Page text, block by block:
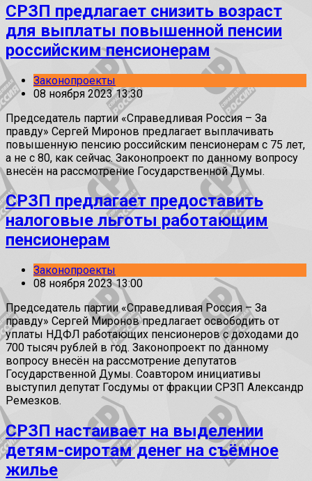
СРЗП предлагает снизить возраст
для выплаты повышенной пенсии
российским пенсионерам
Законопроекты
08 ноября 2023 13:30
Председатель партии «Справедливая Россия – За
правду» Сергей Миронов предлагает выплачивать
повышенную пенсию российским пенсионерам с 75 лет,
а не с 80, как сейчас. Законопроект по данному вопросу
внесён на рассмотрение Государственной Думы.
СРЗП предлагает предоставить
налоговые льготы работающим
пенсионерам
Законопроекты
08 ноября 2023 13:00
Председатель партии «Справедливая Россия – За
правду» Сергей Миронов предлагает освободить от
уплаты НДФЛ работающих пенсионеров с доходами до
700 тысяч рублей в год. Законопроект по данному
вопросу внесён на рассмотрение депутатов
Государственной Думы. Соавтором инициативы
выступил депутат Госдумы от фракции СРЗП Александр
Ремезков.
СРЗП настаивает на выделении
детям-сиротам денег на съёмное
жилье